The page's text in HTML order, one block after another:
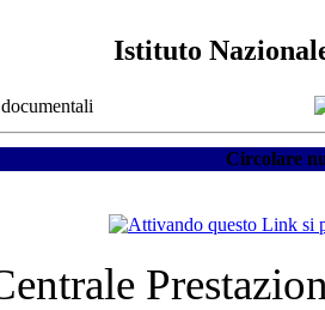
Istituto
Circolare